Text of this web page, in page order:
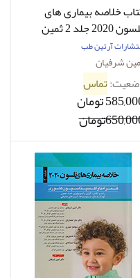
خلاصه بیماری های
نلسون 2020 جلد 2 ثمین
آرتین طب
شرفیان
تماس
تومان